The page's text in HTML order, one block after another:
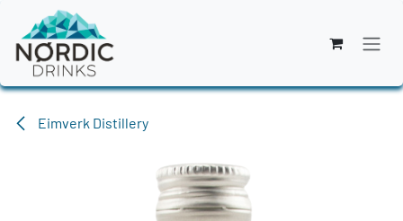
Zum Inhalt springen
Eimverk Distillery